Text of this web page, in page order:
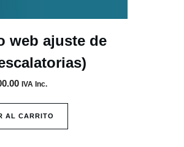
web ajuste de
IVA Inc.
AL CARRITO